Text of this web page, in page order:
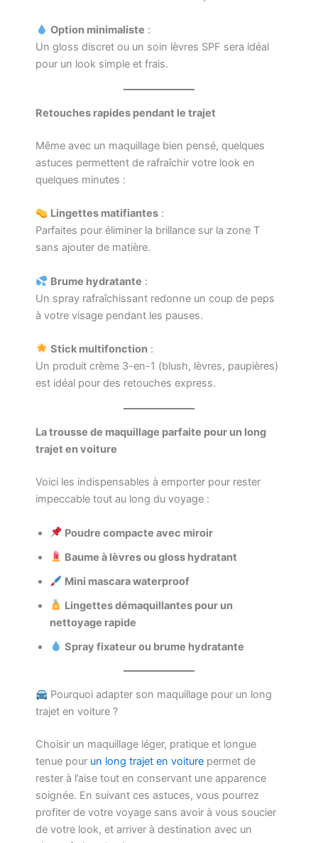
Option minimaliste :
Un gloss discret ou un soin lèvres SPF sera idéal
pour un look simple et frais.
Retouches rapides pendant le trajet
Même avec un maquillage bien pensé, quelques
astuces permettent de rafraîchir votre look en
quelques minutes :
Lingettes matifiantes:
Parfaites pour éliminer la brillance sur la zone T
sans ajouter de matière.
Brume hydratante :
Un spray rafraîchissant redonne un coup de peps
à votre visage pendant les pauses.
Stick multifonction:
Un produit crème 3-en-1 (blush, lèvres, paupières)
est idéal pour des retouches express.
La trousse de maquillage parfaite pour un long
trajet en voiture
Voici les indispensables à emporter pour rester
impeccable tout au long du voyage :
Poudre compacte avec miroir
Baume à lèvres ou gloss hydratant
Mini mascara waterproof
Lingettes démaquillantes pour un
nettoyage rapide
Spray fixateur ou brume hydratante
Pourquoi adapter son maquillage pour un long
trajet en voiture ?
Choisir un maquillage léger, pratique et longue
tenue pour un long trajet en voiture permet de
rester à l’aise tout en conservant une apparence
soignée. En suivant ces astuces, vous pourrez
profiter de votre voyage sans avoir à vous soucier
de votre look, et arriver à destination avec un